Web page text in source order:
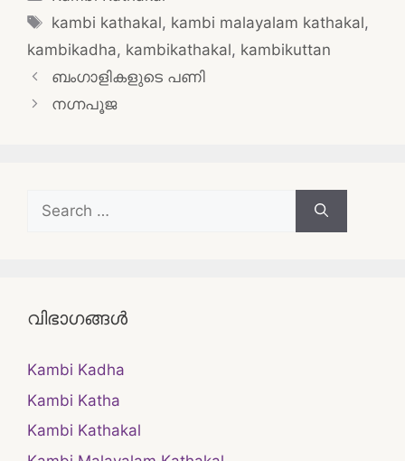
Tags
kambi kathakal, kambi malayalam kathakal,
kambikadha, kambikathakal, kambikuttan
Post
navigation
ബംഗാളികളുടെ പണി
നഗ്നപൂജ
Search
for:
വിഭാഗങ്ങൾ
Kambi Kadha
Kambi Katha
Kambi Kathakal